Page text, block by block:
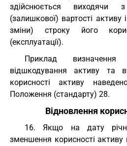
здійснюється виходячи
(залишкової) вартості активу
зміни) строку його
(експлуатації).
Приклад визначення
відшкодування активу та
корисності активу
Положення (стандарту) 28.
Відновлення
16. Якщо на дату
зменшення корисності активу